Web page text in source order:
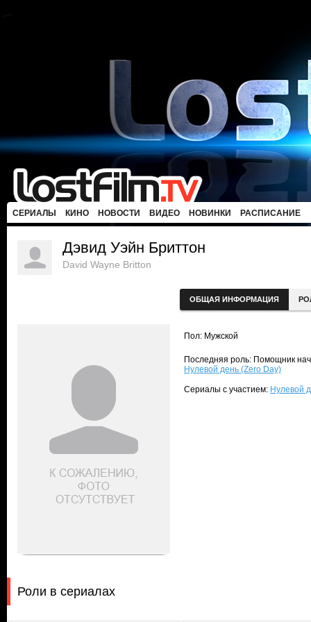
СЕРИАЛЫ КИНО НОВОСТИ ВИДЕО НОВИНКИ РАСПИСАНИЕ
Дэвид Уэйн Бриттон
David Wayne Britton
ОБЩАЯ ИНФОРМАЦИЯ
Пол: Мужской
Последняя роль: Помощник
Нулевой день (Zero Day)
Сериалы с участием: Нулевой
Роли в сериалах